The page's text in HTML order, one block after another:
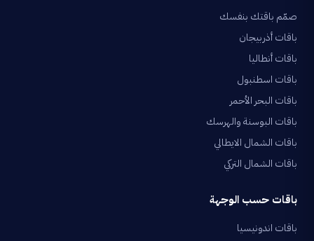
صمّم باقتك بنفسك
باقات أذربيجان
باقات أنطاليا
باقات اسطنبول
باقات البحر الأحمر
باقات البوسنة والهرسك
باقات الشمال الايطالي
باقات الشمال التركي
باقات حسب الوجهة
باقات اندونيسيا